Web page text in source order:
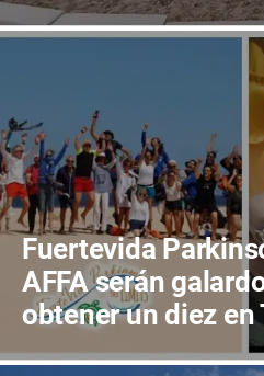
Fuertevida
AFFA serán
obtener un diez en
en Canarias